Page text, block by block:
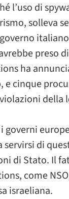
l’uso di
solleva
preso
ha
e cinque
della
governi
di
di Stato. Il
come
israeliana.